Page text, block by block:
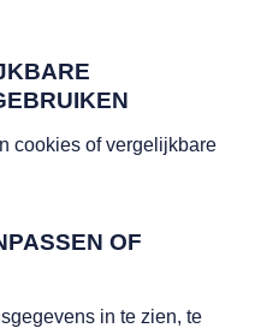
cookies of vergelijkbare
OF
in te zien, te